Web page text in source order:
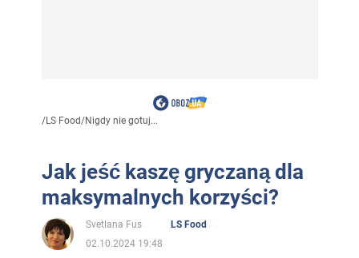
/LS Food/Nigdy nie gotuj...
Jak jeść kaszę gryczaną dla
maksymalnych korzyści?
Svetlana Fus
LS Food
02.10.2024 19:48